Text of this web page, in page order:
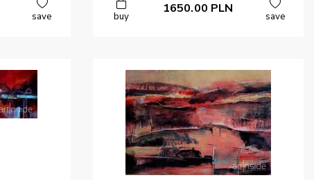
save buy
1650.00 PLN
save